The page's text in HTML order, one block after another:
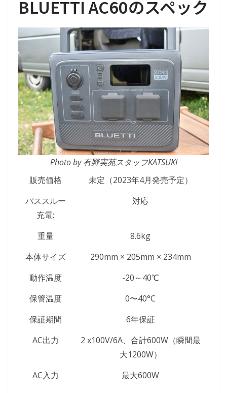
BLUETTI AC60のスペック
Photo by 有野実苑スタッフKATSUKI
販売価格
未定（2023年4月発売予定）
パススルー
充電:
対応
重量
8.6kg
本体サイズ
290mm × 205mm × 234mm
動作温度
-20～40℃
保管温度
0〜40°C
保証期間
6年保証
AC出力
2 x100V/6A、合計600W（瞬間最
大1200W）
AC入力
最大600W